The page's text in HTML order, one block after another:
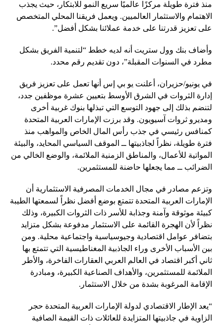
منذ فترة طويلة مركزًا عالميًا سريع النمو للابتكار، حيث يجذب
الاهتمام والاستثمار العالميين. ويعمل فريقنا المحلي المتخصص
على تعزيز قدرتنا على خدمة عملائنا بشكل أفضل”.
وأضاف بنك وول ستريت أنه لديه خطط “لتنمية الفريق بشكل
مطرد في السنوات المقبلة”، دون تقديم رقم محدد.
في يونيو/حزيران، أعلنت يو بي إس أنها تعمل على تعزيز فريق
إدارة الثروات في الشرق الأوسط بتعيين عشرة موظفين جدد،
لتنضم بذلك إلى جهود التوسع التي تبذلها بنوك غربية أخرى
ومديرو ثروات آسيويون. وقد برزت الإمارات العربية المتحدة
كمنافس رئيسي في جذب رأس المال الخاص والمواهب منذ
فترة طويلة، نظراً لجاذبيتها ــ الموقف السياسي المحايد، والبيئة
المواتية للأعمال، والمناطق الزمنية الملائمة، والوضع الخالي من
الضرائب ــ مما يجعلها حاضنة للمستثمرين.
وتزعم مصادر في مجال الخدمات المصرفية الاستثمارية أن
الإمارات العربية المتحدة تتمتع بوضع أفضل نظراً لسمعتها الطيبة
كبيئة موثوقة وآمنة وجذابة للأسر ذات الثروات الكبيرة، وذلك
نظراً لأن الهجرة القائمة على الاستثمار مدفوعة بشكل متزايد
بتضافر عوامل اقتصادية وجيوسياسية واجتماعية محلية. ومن
بين الأسباب الأخرى وراء الجاذبية المغناطيسية التي تتمتع بها
ثاني أكبر اقتصاد في العالم العربي العقارات الفاخرة، والأطر
الملائمة للمستثمرين، والأهداف الصناعية الكبيرة، ومبادرة
الإقامة المرغوبة بشدة من خلال الاستثمار.
“يعد الإطار الاقتصادي لدولة الإمارات العربية المتحدة حجر
الزاوية في جاذبيتها المتزايدة للعائلات ذات القيمة الصافية